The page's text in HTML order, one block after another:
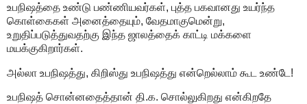
உபநிஷத்தை உண்டு பண்ணியவர்கள், புத்த பகவானது உயர்ந்த
கொள்கைகள் அனைத்தையும், வேதமாகுமென்று,
உறுதிப்படுத்துவதற்கு இந்த ஜாலத்தைக் காட்டி மக்களை
மயக்குகிறார்கள்.
அல்லா உபநிஷத்து, கிறிஸ்து உபநிஷத்து என்றெல்லாம் கூட உண்டே!
உபநிஷத் சொன்னதைத்தான் தி.க. சொல்லுகிறது என்கிறதே